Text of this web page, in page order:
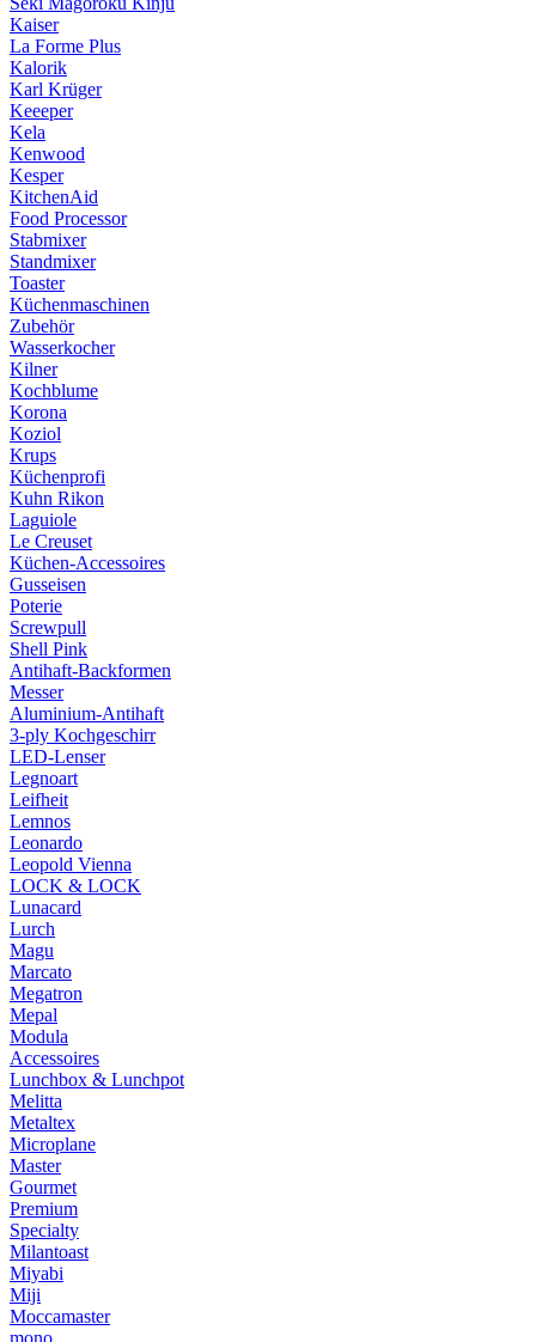
Kaiser
La Forme Plus
Kalorik
Karl Krüger
Keeeper
Kela
Kenwood
Kesper
KitchenAid
Food Processor
Stabmixer
Standmixer
Toaster
Küchenmaschinen
Zubehör
Wasserkocher
Kilner
Kochblume
Korona
Koziol
Krups
Küchenprofi
Kuhn Rikon
Laguiole
Le Creuset
Küchen-Accessoires
Gusseisen
Poterie
Screwpull
Shell Pink
Antihaft-Backformen
Messer
Aluminium-Antihaft
3-ply Kochgeschirr
LED-Lenser
Legnoart
Leifheit
Lemnos
Leonardo
Leopold Vienna
LOCK & LOCK
Lunacard
Lurch
Magu
Marcato
Megatron
Mepal
Modula
Accessoires
Lunchbox & Lunchpot
Melitta
Metaltex
Microplane
Master
Gourmet
Premium
Specialty
Milantoast
Miyabi
Miji
Moccamaster
mono